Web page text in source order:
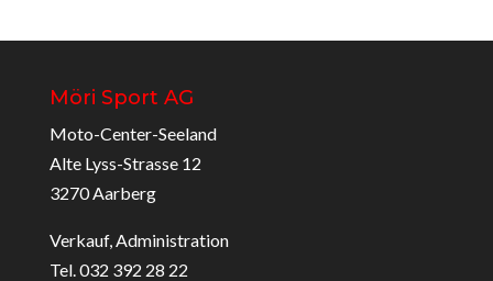
Möri Sport AG
Moto-Center-Seeland
Alte Lyss-Strasse 12
3270 Aarberg
Verkauf, Administration
Tel. 032 392 28 22